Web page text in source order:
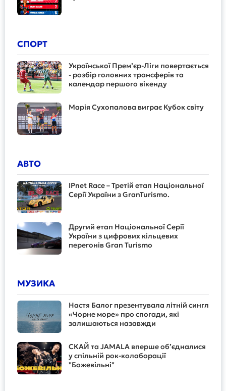
СПОРТ
Української Прем’єр-Ліги повертається
- розбір головних трансферів та
календар першого вікенду
Марія Сухопалова виграє Кубок світу
АВТО
IPnet Race – Третій етап Національної
Серії України з GranTurismo.
Другий етап Національної Серії
України з цифрових кільцевих
перегонів Gran Turismo
МУЗИКА
Настя Балог презентувала літній сингл
«Чорне море» про спогади, які
залишаються назавжди
СКАЙ та JAMALA вперше об’єдналися
у спільній рок-колаборації
"Божевільні"